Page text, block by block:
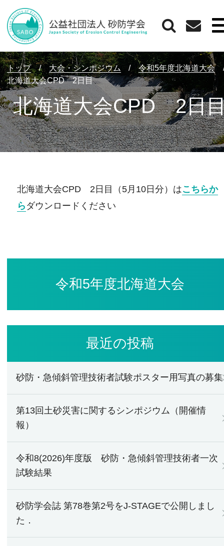
北海道大会CPD 2日
トップ / 大会・シンポジウム / 令和5年度北海道大会
北海道大会CPD 2日目
北海道大会CPD 2日目（5月10日分）はこちらか
ら ダウンロードください
令和5年度北海道大会
最近の投稿
砂防・急傾斜管理技術者試験ポスター用写真の募集
第13回土砂災害に関するシンポジウム（開催情
報）
令和8(2026)年度版 砂防・急傾斜管理技術者一次
試験結果
砂防学会誌 第78巻第2号をJ-STAGEで公開しまし
た．